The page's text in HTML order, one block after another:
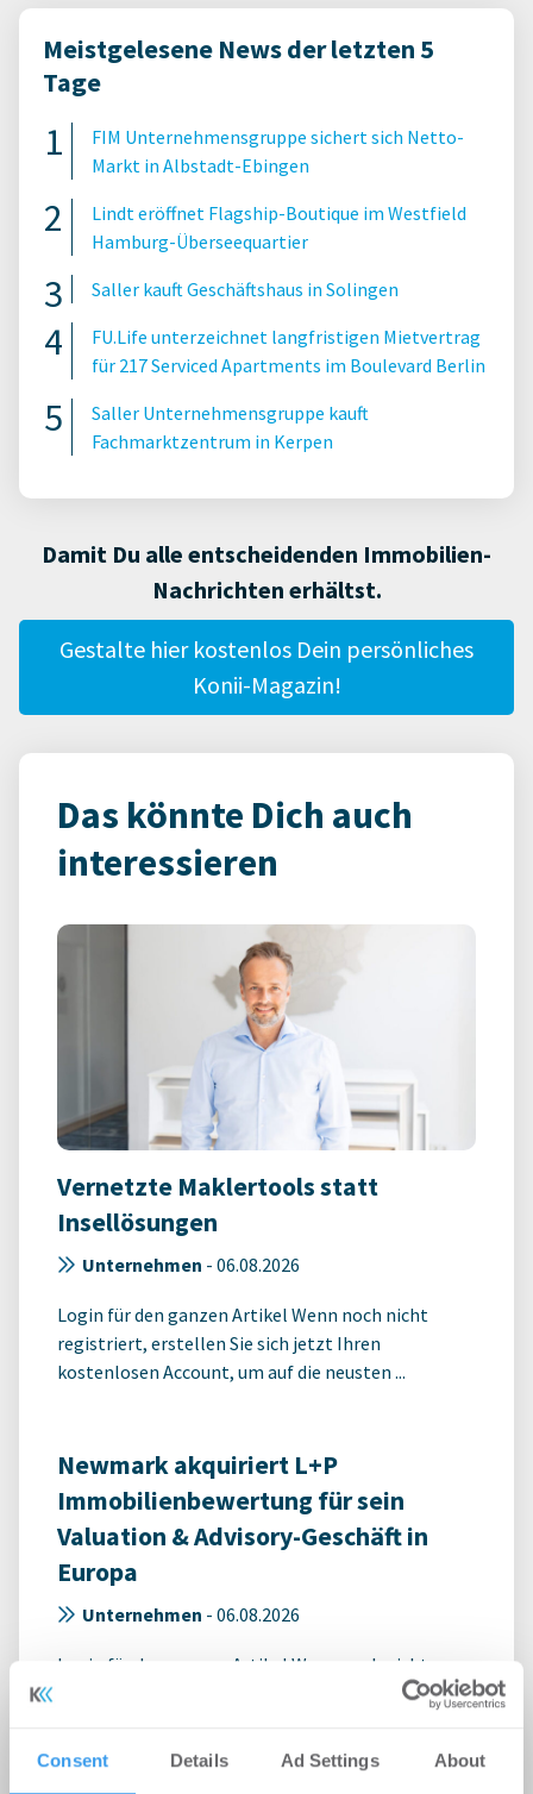
Consent Details Ad Settings About
Meistgelesene News der letzten 5
Tage
FIM Unternehmensgruppe sichert sich Netto-
Markt in Albstadt-Ebingen
Lindt eröffnet Flagship-Boutique im Westfield
Hamburg-Überseequartier
Saller kauft Geschäftshaus in Solingen
FU.Life unterzeichnet langfristigen Mietvertrag
für 217 Serviced Apartments im Boulevard Berlin
Saller Unternehmensgruppe kauft
Fachmarktzentrum in Kerpen
Damit Du alle entscheidenden Immobilien-
Nachrichten erhältst.
Gestalte hier kostenlos Dein persönliches
Konii-Magazin!
Das könnte Dich auch
interessieren
Vernetzte Maklertools statt
Insellösungen
Unternehmen - 06.08.2026
Login für den ganzen Artikel Wenn noch nicht
registriert, erstellen Sie sich jetzt Ihren
kostenlosen Account, um auf die neusten ...
Newmark akquiriert L+P
Immobilienbewertung für sein
Valuation & Advisory-Geschäft in
Europa
Unternehmen - 06.08.2026
Login für den ganzen Artikel Wenn noch nicht